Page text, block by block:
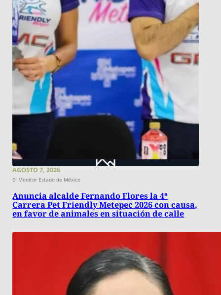
AGOSTO 7, 2026
El Monitor Estado de México
Anuncia alcalde Fernando Flores la 4ª
Carrera Pet Friendly Metepec 2026 con causa,
en favor de animales en situación de calle